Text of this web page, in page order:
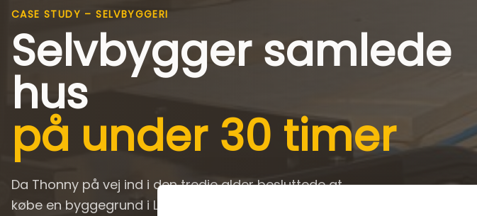
CASE STUDY – SELVBYGGERI
Selvbygger samlede
hus
på under 30 timer
Da Thonny på vej ind i den tredje alder besluttede at
købe en byggegrund i Langå, fik han en anbefaling fra sin